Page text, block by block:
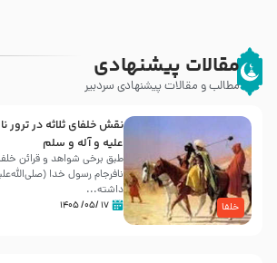
مقالات پیشنهادی
مطالب و مقالات پیشنهادی سردبیر
خلفا
نقش خلفای ثلاثه در ترور
علیه و آله و سلم
طبق برخی شواهد و قرائن
نافرجام رسول خدا
داشته‌...
۱۷ /۰۵/ ۱۴۰۵